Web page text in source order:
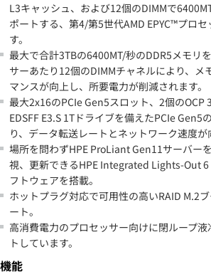
L3キャッシュ、および12個のDIMMで
ポートする、第4/第5世代AMD EPYC™プロ
す。
最大で合計3TBの6400MT/秒のDDR5メモリ
サーあたり12個のDIMMチャネルにより、メ
マンスが向上し、所要電力が削減されます。
最大2x16のPCIe Gen5スロット、2個のOCP
EDSFF E3.S 1Tドライブを備えたPCIe Gen5
り、データ転送レートとネットワーク速度が
場所を問わずHPE ProLiant Gen11サーバー
視、更新できるHPE Integrated Lights-Out 6
フトウェアを搭載。
ホットプラグ対応で可用性の高いRAID M.2
ート。
高消費電力のプロセッサー向けに閉ループ
トしています。
機能